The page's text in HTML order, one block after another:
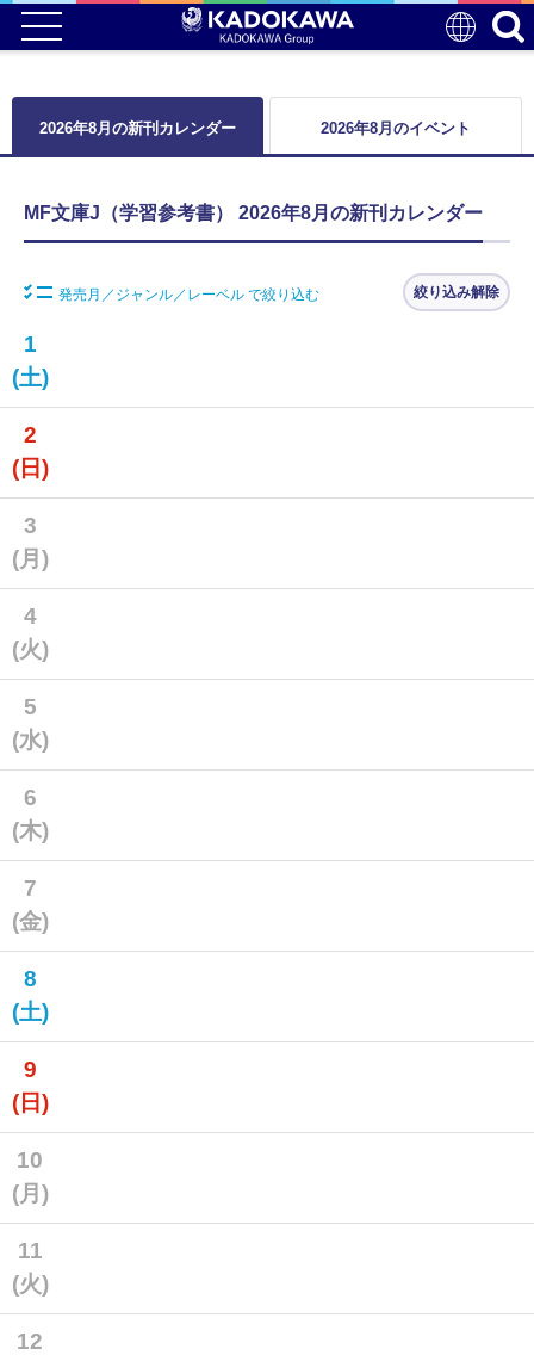
2026年8月の新刊カレンダー 2026年8月のイベント
MF文庫J（学習参考書） 2026年8月の新刊カレンダー
発売月／ジャンル／レーベル で絞り込む 絞り込み解除
1
(土)
2
(日)
3
(月)
4
(火)
5
(水)
6
(木)
7
(金)
8
(土)
9
(日)
10
(月)
11
(火)
12